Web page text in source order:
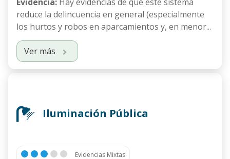
reduce la delincuencia en general (especialmente
los hurtos y robos en aparcamientos y, en menor...
Ver más
Iluminación Pública
Evidencias Mixtas